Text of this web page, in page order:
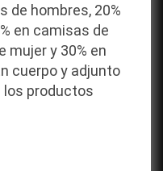
de hombres, 20%
en camisas de
mujer y 30% en
cuerpo y adjunto
los productos